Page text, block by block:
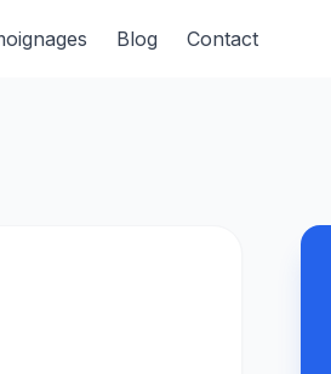
Blog Contact